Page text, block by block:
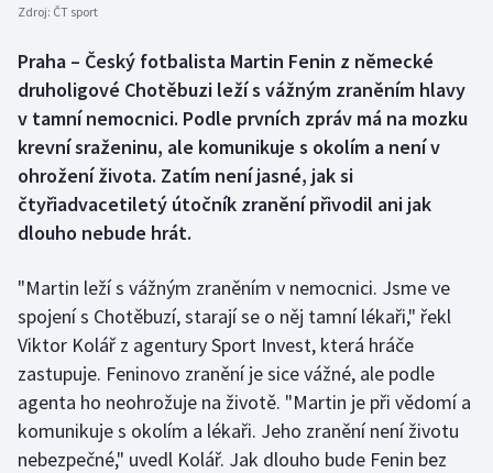
Box
Curling
Dostihy
Futsal
Golf
Gymnastika
Házená
Zdroj: ČT sport
Praha – Český fotbalista Martin Fenin z německé
druholigové Chotěbuzi leží s vážným zraněním hlavy
v tamní nemocnici. Podle prvních zpráv má na mozku
krevní sraženinu, ale komunikuje s okolím a není v
ohrožení života. Zatím není jasné, jak si
čtyřiadvacetiletý útočník zranění přivodil ani jak
dlouho nebude hrát.
"Martin leží s vážným zraněním v nemocnici. Jsme ve
spojení s Chotěbuzí, starají se o něj tamní lékaři," řekl
Viktor Kolář z agentury Sport Invest, která hráče
zastupuje. Feninovo zranění je sice vážné, ale podle
agenta ho neohrožuje na životě. "Martin je při vědomí a
komunikuje s okolím a lékaři. Jeho zranění není životu
nebezpečné," uvedl Kolář. Jak dlouho bude Fenin bez